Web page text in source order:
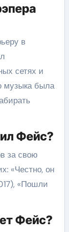
в
сетях и
музыка была
Фейс?
за свою
«Честно, он
«Пошли
Фейс?